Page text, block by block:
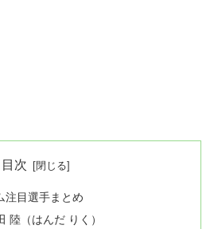
目次
注目選手まとめ
陸（はんだ りく）